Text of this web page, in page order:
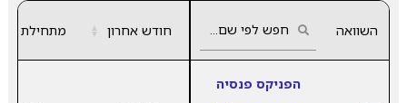
השוואה חודש אחרון ▲
▼ מתחילת
הפניקס פנסיה